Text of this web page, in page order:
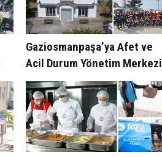
Gaziosmanpaşa’ya Afet ve
Acil Durum Yönetim Merkezi
Kuruluyor